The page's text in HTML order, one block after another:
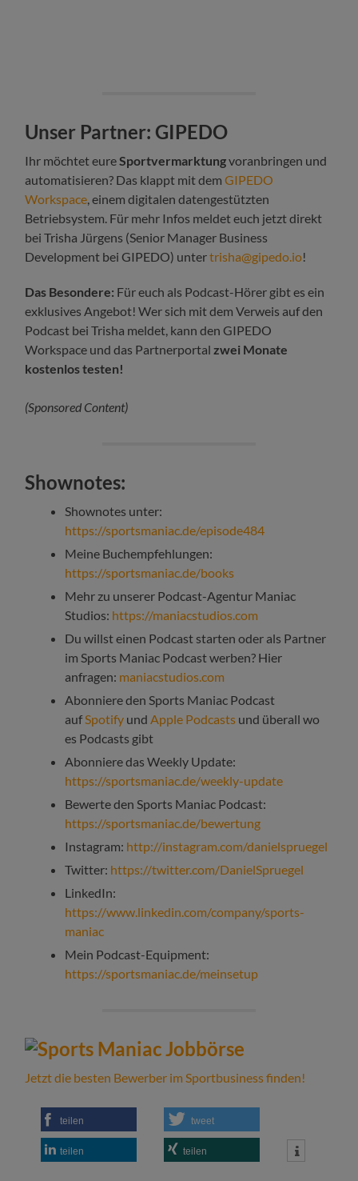
Unser Partner: GIPEDO
Ihr möchtet eureSportvermarktungvoranbringen und
automatisieren? Das klappt mit demGIPEDO
Workspace, einem digitalen datengestützten
Betriebsystem. Für mehr Infos meldet euch jetzt direkt
bei Trisha Jürgens (Senior Manager Business
Development bei GIPEDO) untertrisha@gipedo.io!
Das Besondere: Für euch als Podcast-Hörer gibt es ein
exklusives Angebot! Wer sich mit dem Verweis auf den
Podcast bei Trisha meldet, kann den GIPEDO
Workspace und das Partnerportal zwei Monate
kostenlos testen!
(Sponsored Content)
Shownotes:
Shownotes unter:
https://sportsmaniac.de/episode484
Meine Buchempfehlungen:
https://sportsmaniac.de/books
Mehr zu unserer Podcast-Agentur Maniac
Studios: https://maniacstudios.com
Du willst einen Podcast starten oder als Partner
im Sports Maniac Podcast werben? Hier
anfragen: maniacstudios.com
Abonniere den Sports Maniac Podcast
aufSpotify undApple Podcasts und überall wo
es Podcasts gibt
Abonniere das Weekly Update:
https://sportsmaniac.de/weekly-update
Bewerte den Sports Maniac Podcast:
https://sportsmaniac.de/bewertung
Instagram: http://instagram.com/danielspruegel
Twitter: https://twitter.com/DanielSpruegel
LinkedIn:
https://www.linkedin.com/company/sports-
maniac
Mein Podcast-Equipment:
https://sportsmaniac.de/meinsetup
Jetzt die besten Bewerber im Sportbusiness finden!
teilen tweet
teilen teilen